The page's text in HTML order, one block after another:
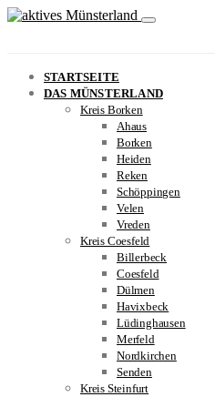
STARTSEITE
DAS MÜNSTERLAND
Kreis Borken
Ahaus
Borken
Heiden
Reken
Schöppingen
Velen
Vreden
Kreis Coesfeld
Billerbeck
Coesfeld
Dülmen
Havixbeck
Lüdinghausen
Merfeld
Nordkirchen
Senden
Kreis Steinfurt